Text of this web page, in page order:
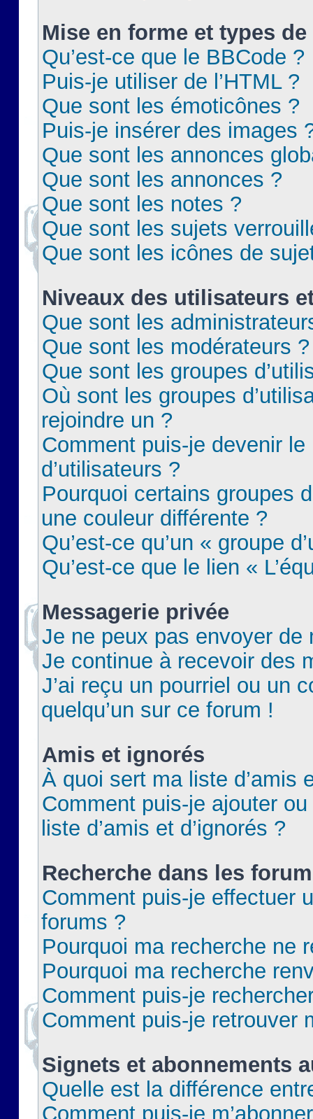
Mise en forme et types
Qu’est-ce que le BBCode ?
Puis-je utiliser de l’HTML ?
Que sont les émoticônes ?
Puis-je insérer des images
Que sont les annonces
Que sont les annonces ?
Que sont les notes ?
Que sont les sujets
Que sont les icônes de
Niveaux des utilisateurs
Que sont les
Que sont les modérateurs ?
Que sont les groupes
Où sont les groupes
rejoindre un ?
Comment puis-je devenir le
d’utilisateurs ?
Pourquoi certains groupes
une couleur différente ?
Qu’est-ce qu’un « groupe
Qu’est-ce que le lien «
Messagerie privée
Je ne peux pas envoyer de
Je continue à recevoir des
J’ai reçu un pourriel ou un
quelqu’un sur ce forum !
Amis et ignorés
À quoi sert ma liste d’amis
Comment puis-je ajouter
liste d’amis et d’ignorés ?
Recherche dans les
Comment puis-je effectuer
forums ?
Pourquoi ma recherche ne
Pourquoi ma recherche
Comment puis-je
Comment puis-je retrouver
Signets et abonnements
Quelle est la différence
Comment puis-je